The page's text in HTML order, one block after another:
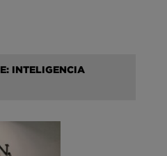
INTELIGENCIA